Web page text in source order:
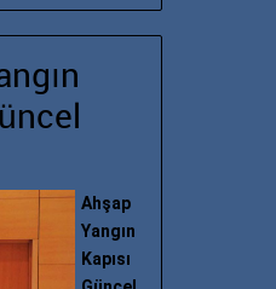
Ahşap
Yangın
Kapısı